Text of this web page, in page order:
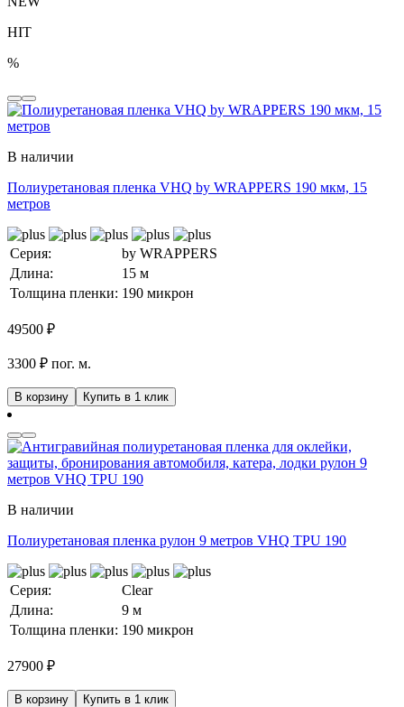
HIT
%
В наличии
Полиуретановая пленка VHQ by WRAPPERS 190 мкм, 15
метров
Серия:
by WRAPPERS
Длина:
15 м
Толщина пленки: 190 микрон
49500 ₽
3300 ₽ пог. м.
В корзину Купить в 1 клик
В наличии
Полиуретановая пленка рулон 9 метров VHQ TPU 190
Серия:
Clear
Длина:
9 м
Толщина пленки: 190 микрон
27900 ₽
В корзину Купить в 1 клик